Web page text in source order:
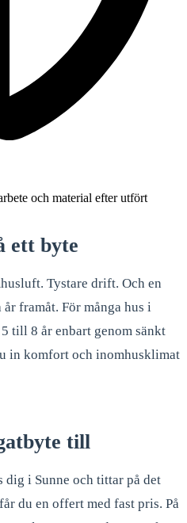
och material efter utfört
ett byte
Tystare drift. Och en
framåt. För många hus i
till 8 år enbart genom sänkt
in komfort och inomhusklimat
till
dig i Sunne och tittar på det
du en offert med fast pris. På